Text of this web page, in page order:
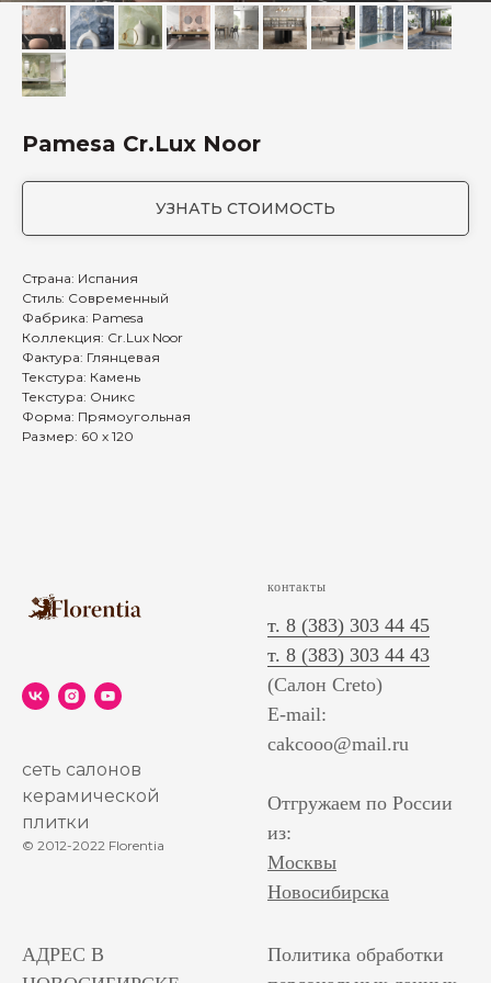
Pamesa Cr.Lux Noor
УЗНАТЬ СТОИМОСТЬ
Страна: Испания
Стиль: Современный
Фабрика: Pamesa
Коллекция: Cr.Lux Noor
Фактура: Глянцевая
Текстура: Камень
Текстура: Оникс
Форма: Прямоугольная
Размер: 60 х 120
сеть салонов
керамической
плитки
© 2012-2022 Florentia
контакты
т. 8 (383) 303 44 45
т. 8 (383) 303 44 43
(Салон Creto)
E-mail:
cakcooo@mail.ru
Отгружаем по России
из:
Москвы
Новосибирска
АДРЕС В
Политика обработки